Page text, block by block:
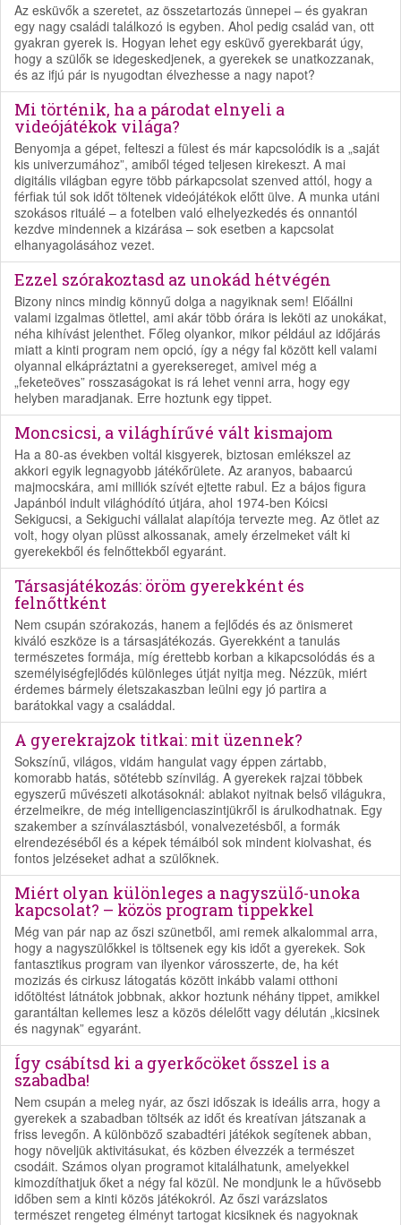
Az esküvők a szeretet, az összetartozás ünnepei – és gyakran
egy nagy családi találkozó is egyben. Ahol pedig család van, ott
gyakran gyerek is. Hogyan lehet egy esküvő gyerekbarát úgy,
hogy a szülők se idegeskedjenek, a gyerekek se unatkozzanak,
és az ifjú pár is nyugodtan élvezhesse a nagy napot?
Mi történik, ha a párodat elnyeli a
videójátékok világa?
Benyomja a gépet, felteszi a fülest és már kapcsolódik is a „saját
kis univerzumához”, amiből téged teljesen kirekeszt. A mai
digitális világban egyre több párkapcsolat szenved attól, hogy a
férfiak túl sok időt töltenek videójátékok előtt ülve. A munka utáni
szokásos rituálé – a fotelben való elhelyezkedés és onnantól
kezdve mindennek a kizárása – sok esetben a kapcsolat
elhanyagolásához vezet.
Ezzel szórakoztasd az unokád hétvégén
Bizony nincs mindig könnyű dolga a nagyiknak sem! Előállni
valami izgalmas ötlettel, ami akár több órára is leköti az unokákat,
néha kihívást jelenthet. Főleg olyankor, mikor például az időjárás
miatt a kinti program nem opció, így a négy fal között kell valami
olyannal elkápráztatni a gyereksereget, amivel még a
„feketeöves” rosszaságokat is rá lehet venni arra, hogy egy
helyben maradjanak. Erre hoztunk egy tippet.
Moncsicsi, a világhírűvé vált kismajom
Ha a 80-as években voltál kisgyerek, biztosan emlékszel az
akkori egyik legnagyobb játékőrülete. Az aranyos, babaarcú
majmocskára, ami milliók szívét ejtette rabul. Ez a bájos figura
Japánból indult világhódító útjára, ahol 1974-ben Kóicsi
Sekigucsi, a Sekiguchi vállalat alapítója tervezte meg. Az ötlet az
volt, hogy olyan plüsst alkossanak, amely érzelmeket vált ki
gyerekekből és felnőttekből egyaránt.
Társasjátékozás: öröm gyerekként és
felnőttként
Nem csupán szórakozás, hanem a fejlődés és az önismeret
kiváló eszköze is a társasjátékozás. Gyerekként a tanulás
természetes formája, míg érettebb korban a kikapcsolódás és a
személyiségfejlődés különleges útját nyitja meg. Nézzük, miért
érdemes bármely életszakaszban leülni egy jó partira a
barátokkal vagy a családdal.
A gyerekrajzok titkai: mit üzennek?
Sokszínű, világos, vidám hangulat vagy éppen zártabb,
komorabb hatás, sötétebb színvilág. A gyerekek rajzai többek
egyszerű művészeti alkotásoknál: ablakot nyitnak belső világukra,
érzelmeikre, de még intelligenciaszintjükről is árulkodhatnak. Egy
szakember a színválasztásból, vonalvezetésből, a formák
elrendezéséből és a képek témáiból sok mindent kiolvashat, és
fontos jelzéseket adhat a szülőknek.
Miért olyan különleges a nagyszülő-unoka
kapcsolat? – közös program tippekkel
Még van pár nap az őszi szünetből, ami remek alkalommal arra,
hogy a nagyszülőkkel is töltsenek egy kis időt a gyerekek. Sok
fantasztikus program van ilyenkor városszerte, de, ha két
mozizás és cirkusz látogatás között inkább valami otthoni
időtöltést látnátok jobbnak, akkor hoztunk néhány tippet, amikkel
garantáltan kellemes lesz a közös délelőtt vagy délután „kicsinek
és nagynak” egyaránt.
Így csábítsd ki a gyerkőcöket ősszel is a
szabadba!
Nem csupán a meleg nyár, az őszi időszak is ideális arra, hogy a
gyerekek a szabadban töltsék az időt és kreatívan játszanak a
friss levegőn. A különböző szabadtéri játékok segítenek abban,
hogy növeljük aktivitásukat, és közben élvezzék a természet
csodáit. Számos olyan programot kitalálhatunk, amelyekkel
kimozdíthatjuk őket a négy fal közül. Ne mondjunk le a hűvösebb
időben sem a kinti közös játékokról. Az őszi varázslatos
természet rengeteg élményt tartogat kicsiknek és nagyoknak